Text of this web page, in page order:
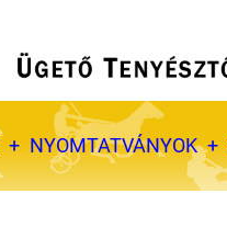
NYOMTATVÁNYOK